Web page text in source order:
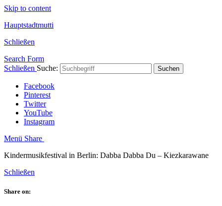
Skip to content
Hauptstadtmutti
Schließen
Search Form
Schließen Suche: Suchen
Facebook
Pinterest
Twitter
YouTube
Instagram
Menü Share
Kindermusikfestival in Berlin: Dabba Dabba Du – Kiezkarawane
Schließen
Share on: